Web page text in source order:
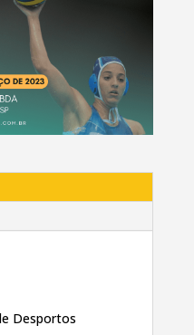
Desportos